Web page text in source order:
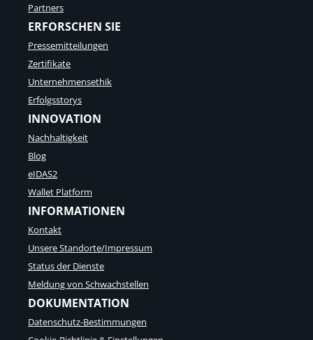
Partners
ERFORSCHEN SIE
Pressemitteilungen
Zertifikate
Unternehmensethik
Erfolgsstorys
INNOVATION
Nachhaltigkeit
Blog
eIDAS2
Wallet Platform
INFORMATIONEN
Kontakt
Unsere Standorte/Impressum
Status der Dienste
Meldung von Schwachstellen
DOKUMENTATION
Datenschutz-Bestimmungen